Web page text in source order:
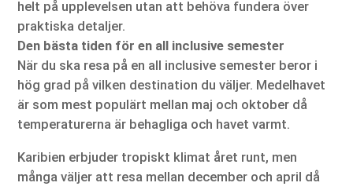
helt på upplevelsen utan att behöva fundera över
praktiska detaljer.
Den bästa tiden för en all inclusive semester
När du ska resa på en all inclusive semester beror i
hög grad på vilken destination du väljer. Medelhavet
är som mest populärt mellan maj och oktober då
temperaturerna är behagliga och havet varmt.
Karibien erbjuder tropiskt klimat året runt, men
många väljer att resa mellan december och april då